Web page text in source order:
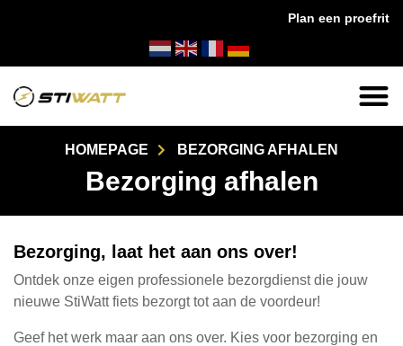
Plan een proefrit
HOMEPAGE BEZORGING AFHALEN
Bezorging afhalen
Bezorging, laat het aan ons over!
Ontdek onze eigen professionele bezorgdienst die jouw
nieuwe StiWatt fiets bezorgt tot aan de voordeur!
Geef het werk maar aan ons over. Kies voor bezorging en